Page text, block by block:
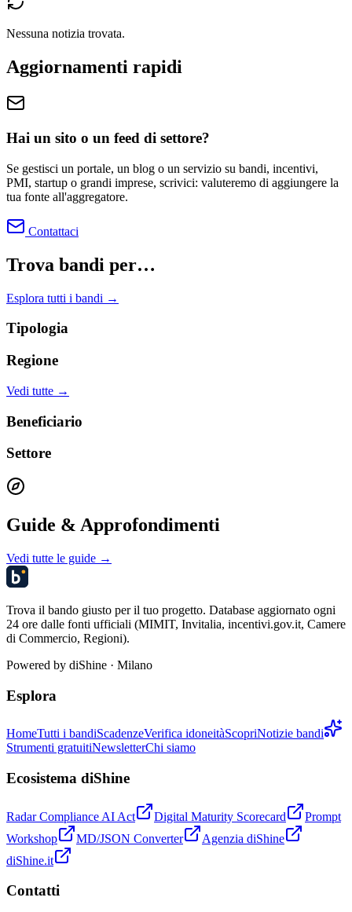
Nessuna notizia trovata.
Aggiornamenti rapidi
Hai un sito o un feed di settore?
Se gestisci un portale, un blog o un servizio su bandi, incentivi,
PMI, startup o grandi imprese, scrivici: valuteremo di aggiungere la
tua fonte all'aggregatore.
Contattaci
Trova bandi per…
Esplora tutti i bandi →
Tipologia
Regione
Vedi tutte →
Beneficiario
Settore
Guide & Approfondimenti
Vedi tutte le guide →
Trova il bando giusto per il tuo progetto. Database aggiornato ogni
24 ore dalle fonti ufficiali (MIMIT, Invitalia, incentivi.gov.it, Camere
di Commercio, Regioni).
Powered by diShine · Milano
Esplora
HomeTutti i bandiScadenzeVerifica idoneitàScopriNotizie bandi
Strumenti gratuitiNewsletterChi siamo
Ecosistema diShine
Radar Compliance AI Act Digital Maturity Scorecard
Prompt
Workshop
MD/JSON Converter
Agenzia diShine
diShine.it
Contatti